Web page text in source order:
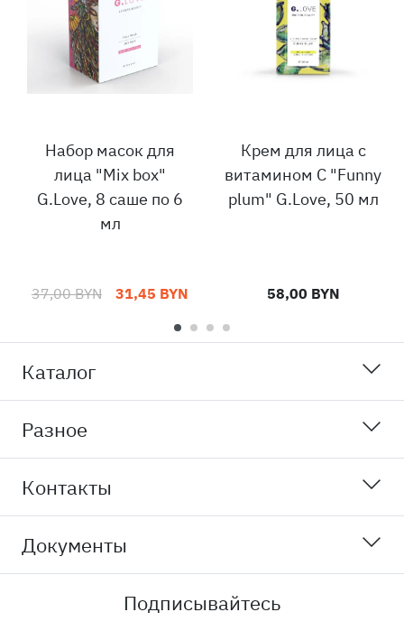
Набор масок для
лица "Mix box"
G.Love, 8 саше по 6
мл
37,00 BYN 31,45 BYN
Крем для лица с
витамином С "Funny
plum" G.Love, 50 мл
58,00 BYN
Каталог
Разное
Контакты
Документы
Подписывайтесь